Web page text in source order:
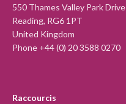
550 Thames Valley Park Drive
Reading, RG6 1PT
United Kingdom
Phone +44 (0) 20 3588 0270
Raccourcis